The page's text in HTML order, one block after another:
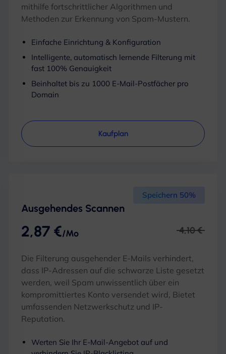
mithilfe fortschrittlicher Algorithmen und
Methoden zur Erkennung von Spam-Mustern.
Einfache Einrichtung & Konfiguration
Intelligente, automatisch lernende Filterung mit
fast 100% Genauigkeit
Beinhaltet bis zu 1000 E-Mail-Postfächer pro
Domain
Kaufplan
Speichern 50%
Ausgehendes Scannen
2,87 €/Mo 4,10 €
Die Filterung ausgehender E-Mails verhindert,
dass IP-Adressen auf die schwarze Liste gesetzt
werden, weil Spam unwissentlich über ein
kompromittiertes Konto versendet wird, Bietet
umfassenden Netzwerkschutz und IP-
Reputation.
Werten Sie Ihr E-Mail-Angebot auf und